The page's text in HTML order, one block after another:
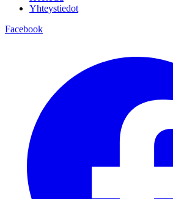
Yhteystiedot
Facebook